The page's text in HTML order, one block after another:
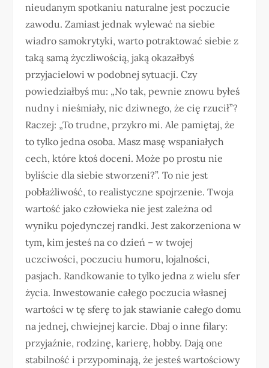
nieudanym spotkaniu naturalne jest poczucie
zawodu. Zamiast jednak wylewać na siebie
wiadro samokrytyki, warto potraktować siebie z
taką samą życzliwością, jaką okazałbyś
przyjacielowi w podobnej sytuacji. Czy
powiedziałbyś mu: „No tak, pewnie znowu byłeś
nudny i nieśmiały, nic dziwnego, że cię rzucił”?
Raczej: „To trudne, przykro mi. Ale pamiętaj, że
to tylko jedna osoba. Masz masę wspaniałych
cech, które ktoś doceni. Może po prostu nie
byliście dla siebie stworzeni?”. To nie jest
pobłażliwość, to realistyczne spojrzenie. Twoja
wartość jako człowieka nie jest zależna od
wyniku pojedynczej randki. Jest zakorzeniona w
tym, kim jesteś na co dzień – w twojej
uczciwości, poczuciu humoru, lojalności,
pasjach. Randkowanie to tylko jedna z wielu sfer
życia. Inwestowanie całego poczucia własnej
wartości w tę sferę to jak stawianie całego domu
na jednej, chwiejnej karcie. Dbaj o inne filary:
przyjaźnie, rodzinę, karierę, hobby. Dają one
stabilność i przypominają, że jesteś wartościowy